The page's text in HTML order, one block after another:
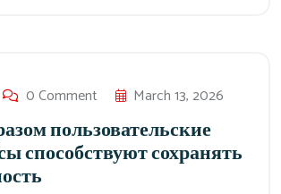
0 Comment March 13, 2026
пользовательские
способствуют сохранять